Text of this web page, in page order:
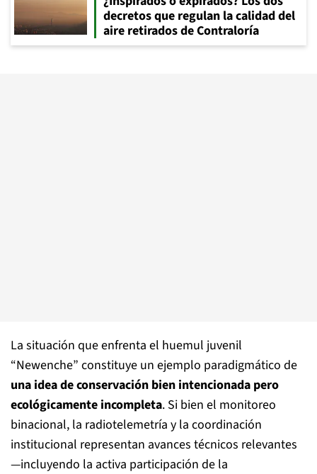
decretos que regulan la calidad del
aire retirados de Contraloría
La situación que enfrenta el huemul juvenil
“Newenche” constituye un ejemplo paradigmático de
una idea de conservación bien intencionada pero
ecológicamente incompleta. Si bien el monitoreo
binacional, la radiotelemetría y la coordinación
institucional representan avances técnicos relevantes
—incluyendo la activa participación de la